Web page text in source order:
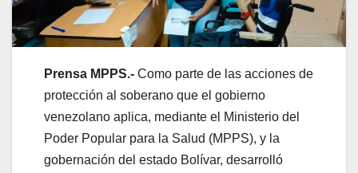
Prensa MPPS.- Como parte de las acciones de
protección al soberano que el gobierno
venezolano aplica, mediante el Ministerio del
Poder Popular para la Salud (MPPS), y la
gobernación del estado Bolívar, desarrolló